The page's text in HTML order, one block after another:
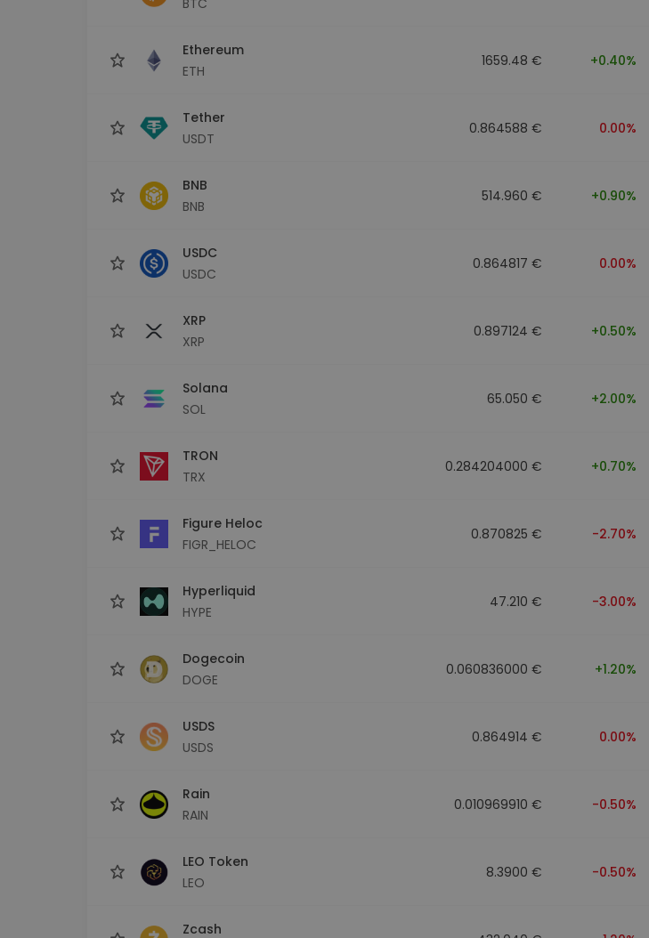
Ethereum
ETH
1659.48 € +0.40%
Tether
USDT
0.864588 € 0.00%
BNB
BNB
514.960 € +0.90%
USDC
USDC
0.864817 € 0.00%
XRP
XRP
0.897124 € +0.50%
Solana
SOL
65.050 € +2.00%
TRON
TRX
0.284204000 € +0.70%
Figure Heloc
FIGR_HELOC
0.870825 € -2.70%
Hyperliquid
HYPE
47.210 € -3.00%
Dogecoin
DOGE
0.060836000 € +1.20%
USDS
USDS
0.864914 € 0.00%
Rain
RAIN
0.010969910 € -0.50%
LEO Token
LEO
8.3900 € -0.50%
Zcash